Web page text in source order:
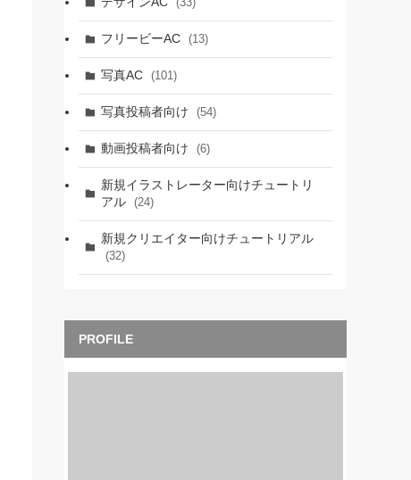
フリービーAC (13)
写真AC (101)
写真投稿者向け (54)
動画投稿者向け (6)
新規イラストレーター向けチュートリ
アル (24)
新規クリエイター向けチュートリアル
(32)